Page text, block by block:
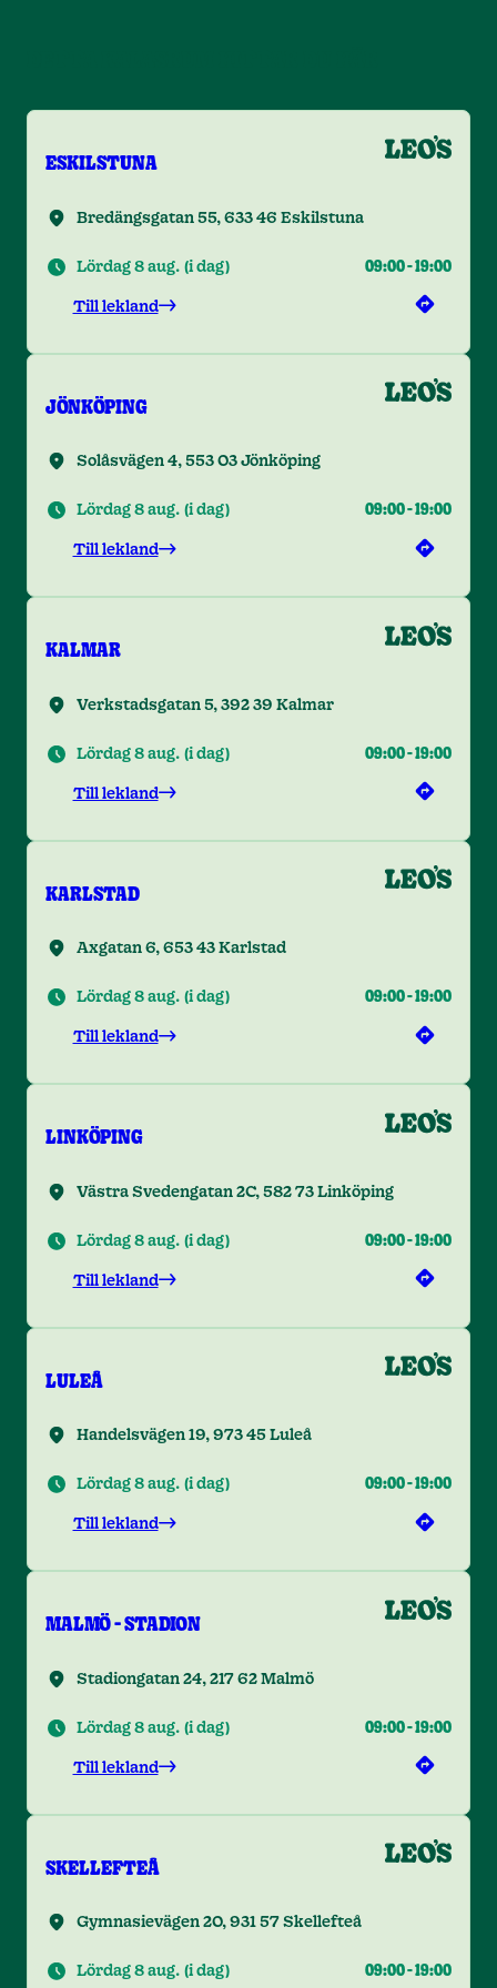
ESKILSTUNA
Bredängsgatan 55, 633 46 Eskilstuna
Lördag 8 aug. (i dag) 09:00-19:00
Till lekland
JÖNKÖPING
Solåsvägen 4, 553 03 Jönköping
Lördag 8 aug. (i dag) 09:00-19:00
Till lekland
KALMAR
Verkstadsgatan 5, 392 39 Kalmar
Lördag 8 aug. (i dag) 09:00-19:00
Till lekland
KARLSTAD
Axgatan 6, 653 43 Karlstad
Lördag 8 aug. (i dag) 09:00-19:00
Till lekland
LINKÖPING
Västra Svedengatan 2C, 582 73 Linköping
Lördag 8 aug. (i dag) 09:00-19:00
Till lekland
LULEÅ
Handelsvägen 19, 973 45 Luleå
Lördag 8 aug. (i dag) 09:00-19:00
Till lekland
MALMÖ - STADION
Stadiongatan 24, 217 62 Malmö
Lördag 8 aug. (i dag) 09:00-19:00
Till lekland
SKELLEFTEÅ
Gymnasievägen 20, 931 57 Skellefteå
Lördag 8 aug. (i dag) 09:00-19:00